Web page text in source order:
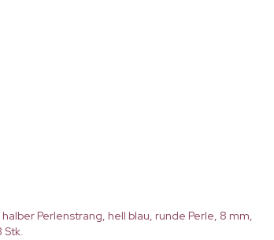
Perlenstrang, hell blau, runde Perle, 8 mm,
Stk.